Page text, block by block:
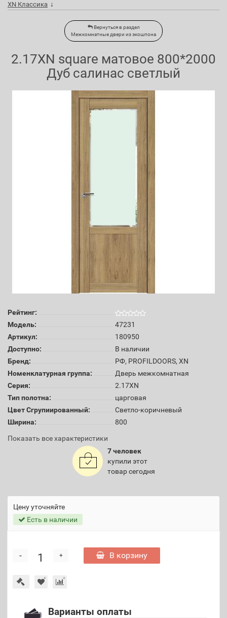
XN Классика
Вернуться в раздел
Межкомнатные двери из экошпона
2.17XN square матовое 800*2000
Дуб салинас светлый
Рейтинг:
Модель:
47231
Артикул:
180950
Доступно:
В наличии
Бренд:
РФ, PROFILDOORS, XN
Номенклатурная группа:
Дверь межкомнатная
Серия:
2.17XN
Тип полотна:
царговая
Цвет Сгрупиированный:
Светло-коричневый
Ширина:
800
Показать все характеристики
7 человек
купили этот
товар сегодня
Цену уточняйте
Есть в наличии
+
- В корзину
Варианты оплаты